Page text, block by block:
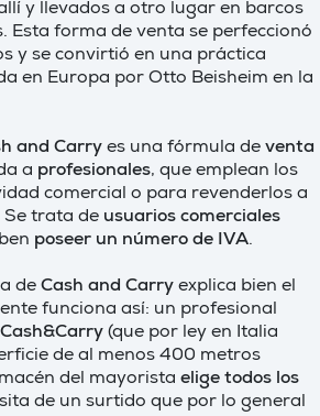
y llevados a otro lugar en barcos
Esta forma de venta se perfeccionó
y se convirtió en una práctica
en Europa por Otto Beisheim en la
and Carry es una fórmula de venta
a profesionales, que emplean los
comercial o para revenderlos a
Se trata de usuarios comerciales
poseer un número de IVA.
de Cash and Carry explica bien el
funciona así: un profesional
Cash&Carry (que por ley en Italia
de al menos 400 metros
del mayorista elige todos los
de un surtido que por lo general